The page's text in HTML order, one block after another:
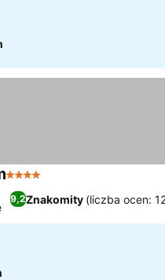
4 Kategoria
9,2Znakomity (liczba ocen: